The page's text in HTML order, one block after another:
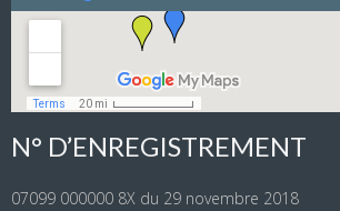
N° D’ENREGISTREMENT
07099 000000 8X du 29 novembre 2018